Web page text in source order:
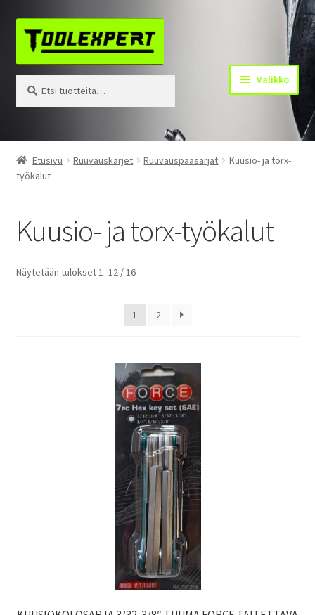
Siirry
navigointiin
Siirry
sisältöön
Valikko
Tuotteet
Yhteystiedot
Etusivu Ruuvauskärjet Ruuvauspääsarjat
Kuusio- ja torx-
työkalut
Kuusio- ja torx-työkalut
Näytetään tulokset 1–12 / 16
1 2